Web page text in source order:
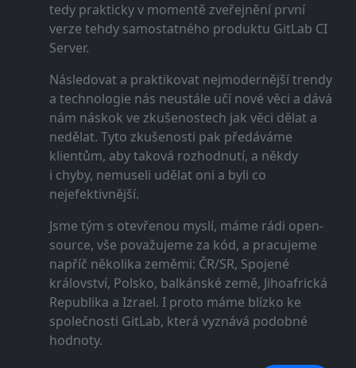
tedy prakticky v momentě zveřejnění první
verze tehdy samostatného produktu GitLab CI
Server.
Následovat a praktikovat nejmodernější trendy
a technologie nás neustále učí nové věci a dává
nám náskok ve zkušenostech jak věci dělat a
nedělat. Tyto zkušenosti pak předáváme
klientům, aby taková rozhodnutí, a někdy
i chyby, nemuseli udělat oni a byli co
nejefektivnější.
Jsme tým s otevřenou myslí, máme rádi open-
source, vše považujeme za kód, a pracujeme
napříč několika zeměmi: ČR/SR, Spojené
království, Polsko, balkánské země, Jihoafrická
Republika a Izrael. I proto máme blízko ke
společnosti GitLab, která vyznává podobné
hodnoty.